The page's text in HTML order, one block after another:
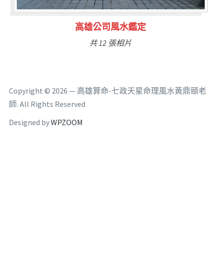
林氏福主量子生基造命
共 6 張相片
Copyright © 2026 — 高雄算命-七政天星命理風水黃鼎頤老
師. All Rights Reserved
Designed byWPZOOM